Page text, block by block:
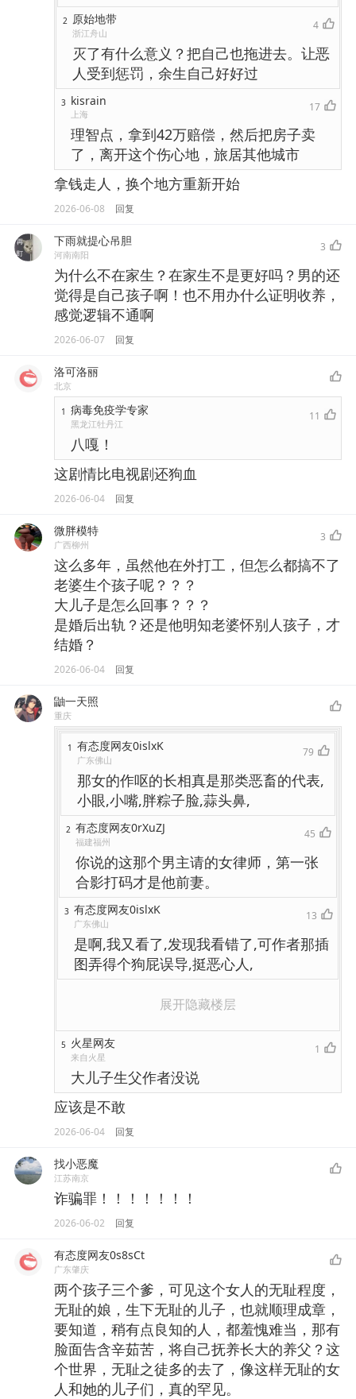
2 原始地带
浙江舟山
4
灭了有什么意义？把自己也拖进去。让恶
人受到惩罚，余生自己好好过
3 kisrain
上海
17
理智点，拿到42万赔偿，然后把房子卖
了，离开这个伤心地，旅居其他城市
拿钱走人，换个地方重新开始
2026-06-08 回复
下雨就提心吊胆
河南南阳
3
为什么不在家生？在家生不是更好吗？男的还
觉得是自己孩子啊！也不用办什么证明收养，
感觉逻辑不通啊
2026-06-07 回复
洛可洛丽
北京
1 病毒免疫学专家
黑龙江牡丹江
11
八嘎！
这剧情比电视剧还狗血
2026-06-04 回复
微胖模特
广西柳州
3
这么多年，虽然他在外打工，但怎么都搞不了
老婆生个孩子呢？？？
大儿子是怎么回事？？？
是婚后出轨？还是他明知老婆怀别人孩子，才
结婚？
2026-06-04 回复
鼬一天照
重庆
1 有态度网友0islxK
广东佛山
79
那女的作呕的长相真是那类恶畜的代表,
小眼,小嘴,胖粽子脸,蒜头鼻,
2 有态度网友0rXuZJ
福建福州
45
你说的这那个男主请的女律师，第一张
合影打码才是他前妻。
3 有态度网友0islxK
广东佛山
13
是啊,我又看了,发现我看错了,可作者那插
图弄得个狗屁误导,挺恶心人,
展开隐藏楼层
5 火星网友
来自火星
1
大儿子生父作者没说
应该是不敢
2026-06-04 回复
找小恶魔
江苏南京
诈骗罪！！！！！！！
2026-06-02 回复
有态度网友0s8sCt
广东肇庆
两个孩子三个爹，可见这个女人的无耻程度，
无耻的娘，生下无耻的儿子，也就顺理成章，
要知道，稍有点良知的人，都羞愧难当，那有
脸面告含辛茹苦，将自己抚养长大的养父？这
个世界，无耻之徒多的去了，像这样无耻的女
人和她的儿子们，真的罕见。